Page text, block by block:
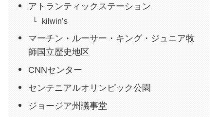
アトランティックステーション
kilwin’s
マーチン・ルーサー・キング・ジュニア牧
師国立歴史地区
CNNセンター
センテニアルオリンピック公園
ジョージア州議事堂